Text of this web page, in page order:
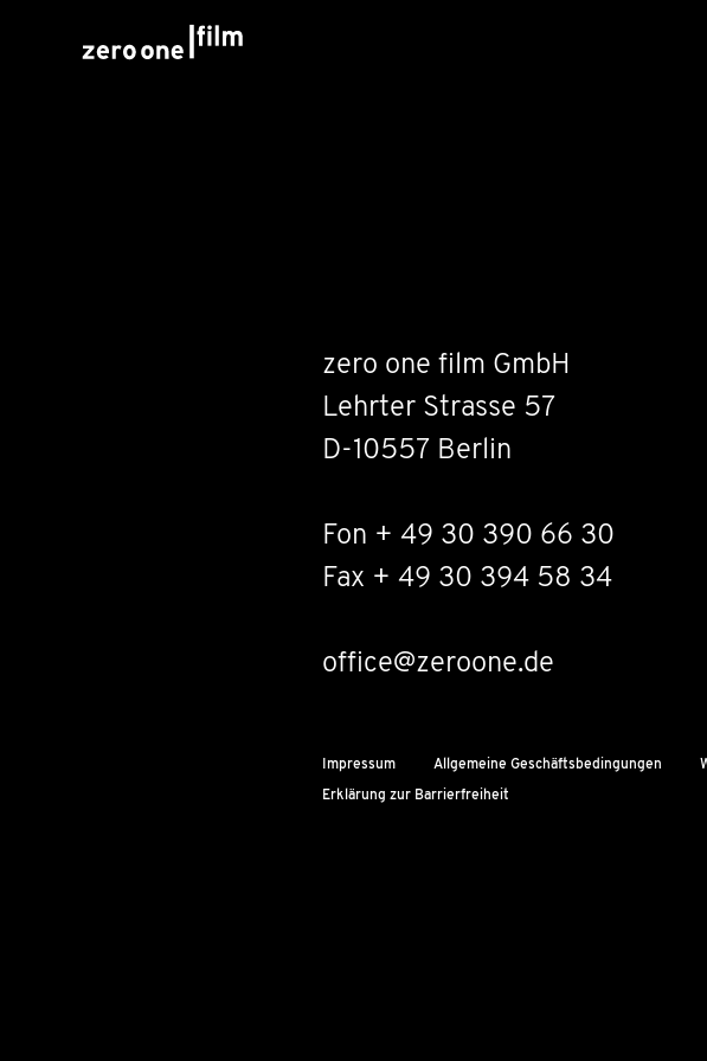
zero one film GmbH
Lehrter Strasse 57
D-10557 Berlin
Fon + 49 30 390 66 30
Fax + 49 30 394 58 34
office@zeroone.de
Impressum Allgemeine Geschäftsbedingungen
Erklärung zur Barrierfreiheit